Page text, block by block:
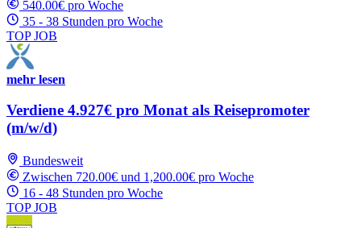
540.00€ pro Woche
35 - 38 Stunden pro Woche
TOP JOB
mehr lesen
Verdiene 4.927€ pro Monat als Reisepromoter
(m/w/d)
Bundesweit
Zwischen 720.00€ und 1,200.00€ pro Woche
16 - 48 Stunden pro Woche
TOP JOB